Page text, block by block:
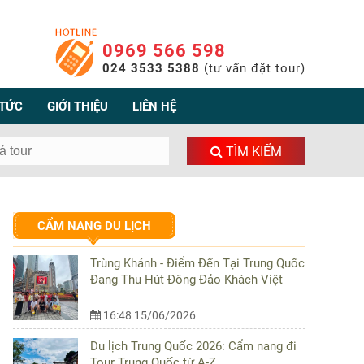
0969 566 598
024 3533 5388 (tư vấn đặt tour)
GIỚI THIỆU LIÊN HỆ
TÌM KIẾM
CẨM NANG DU LỊCH
Trùng Khánh - Điểm Đến Tại Trung Quốc
Đang Thu Hút Đông Đảo Khách Việt
16:48 15/06/2026
Du lịch Trung Quốc 2026: Cẩm nang đi